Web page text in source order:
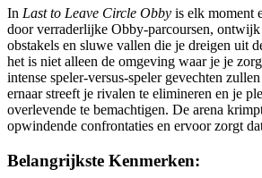
In Last to Leave Circle Obby is elk moment
door verraderlijke Obby-parcoursen,
obstakels en sluwe vallen die je dreigen uit
het is niet alleen de omgeving waar je je
intense speler-versus-speler gevechten
ernaar streeft je rivalen te elimineren en je
overlevende te bemachtigen. De arena
opwindende confrontaties en ervoor zorgt
Belangrijkste Kenmerken: